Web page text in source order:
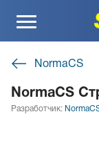
Меню
NormaCS
NormaCS
Разработчик: